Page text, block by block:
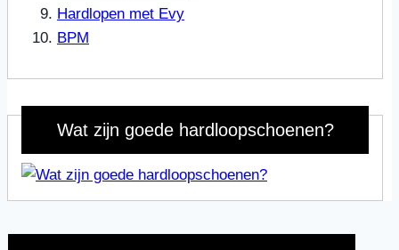
Hardlopen met Evy
BPM
Wat zijn goede hardloopschoenen?